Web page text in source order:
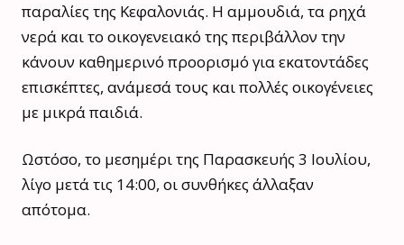
παραλίες της Κεφαλονιάς. Η αμμουδιά, τα ρηχά
νερά και το οικογενειακό της περιβάλλον την
κάνουν καθημερινό προορισμό για εκατοντάδες
επισκέπτες, ανάμεσά τους και πολλές οικογένειες
με μικρά παιδιά.
Ωστόσο, το μεσημέρι της Παρασκευής 3 Ιουλίου,
λίγο μετά τις 14:00, οι συνθήκες άλλαξαν
απότομα.